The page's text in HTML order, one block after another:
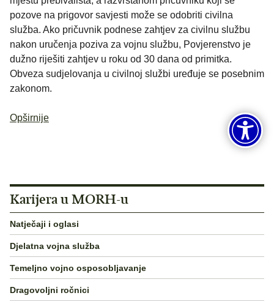
pozove na prigovor savjesti može se odobriti civilna
služba. Ako pričuvnik podnese zahtjev za civilnu službu
nakon uručenja poziva za vojnu službu, Povjerenstvo je
dužno riješiti zahtjev u roku od 30 dana od primitka.
Obveza sudjelovanja u civilnoj službi uređuje se posebnim
zakonom.
Opširnije
Karijera u MORH-u
Natječaji i oglasi
Djelatna vojna služba
Temeljno vojno osposobljavanje
Dragovoljni ročnici